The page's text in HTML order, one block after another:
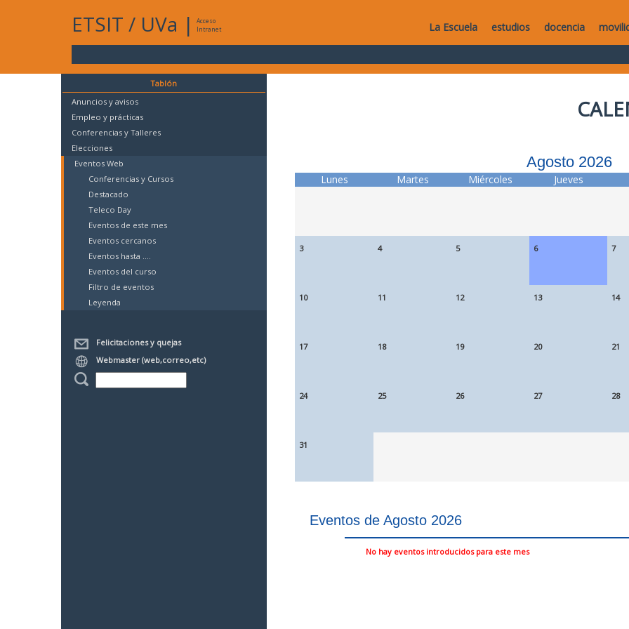
ETSIT / UVa |
Acceso
Intranet
La Escuela estudios docencia
Tablón
Anuncios y avisos
Empleo y prácticas
Conferencias y Talleres
Elecciones
Eventos Web
Conferencias y Cursos
Destacado
Teleco Day
Eventos de este mes
Eventos cercanos
Eventos hasta ....
Eventos del curso
Filtro de eventos
Leyenda
Felicitaciones y quejas
Webmaster (web,correo,etc)
Agosto 2026
Lunes Martes Miércoles Jueves
3 4 5 6 7
10 11 12 13 14
17 18 19 20 21
24 25 26 27 28
31
Eventos de Agosto 2026
No hay eventos introducidos para este mes